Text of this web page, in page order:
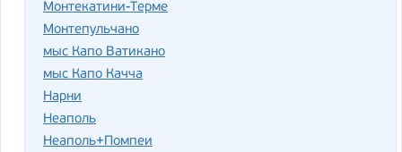
Монтекатини-Терме
Монтепульчано
мыс Капо Ватикано
мыс Капо Качча
Нарни
Неаполь
Неаполь+Помпеи